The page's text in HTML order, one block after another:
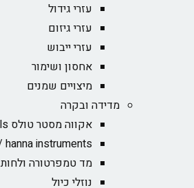
עזרי גידול
עזרי גיזום
עזרי ייבוש
אחסון ושימור
מיצויים שמנים
מדידה ובקרה
אקווה מסטר טולס Aqua Master tools
hanna instruments /מכשירים האנה
מד טמפרטורה ולחות
נוזלי כיול